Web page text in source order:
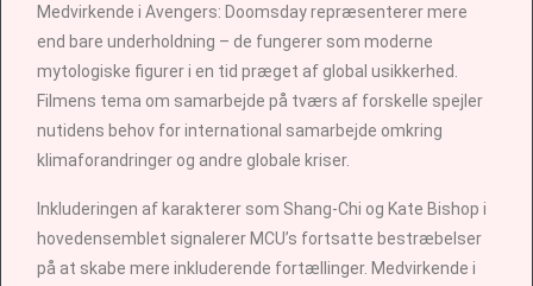
Medvirkende i Avengers: Doomsday repræsenterer mere
end bare underholdning – de fungerer som moderne
mytologiske figurer i en tid præget af global usikkerhed.
Filmens tema om samarbejde på tværs af forskelle spejler
nutidens behov for international samarbejde omkring
klimaforandringer og andre globale kriser.
Inkluderingen af karakterer som Shang-Chi og Kate Bishop i
hovedensemblet signalerer MCU’s fortsatte bestræbelser
på at skabe mere inkluderende fortællinger. Medvirkende i